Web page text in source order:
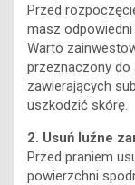
Przed
masz
Warto
przeznaczony do
zawierających
uszkodzić skórę.
2. Usuń luźne
Przed praniem
powierzchni